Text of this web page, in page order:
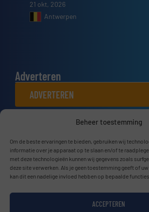
Beheer toestemming
Om de beste ervaringen te bieden, gebruiken wij
informatie over je apparaat op te slaan en/of te
met deze technologieën kunnen wij gegevens zoals
deze site verwerken. Als je geen toestemming geeft of
kan dit een nadelige invloed hebben op bepaalde
ACCEPTEREN
21 okt, 2026
Antwerpen
Adverteren
ADVERTEREN
Connect met ons
LINKEDIN
SCHRIJF JE NU IN